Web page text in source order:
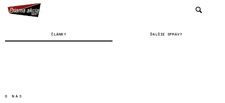
ČLÁNKY ĎALŠIE SPRÁVY
O NÁS